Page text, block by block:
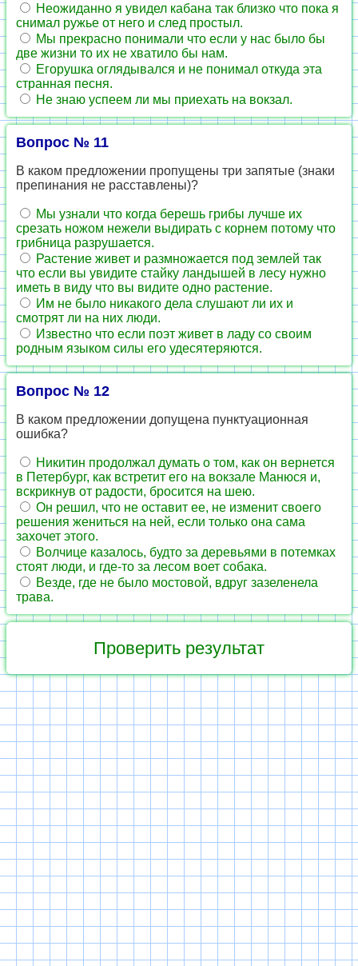
Неожиданно я увидел кабана так близко что пока я
снимал ружье от него и след простыл.
Мы прекрасно понимали что если у нас было бы
две жизни то их не хватило бы нам.
Егорушка оглядывался и не понимал откуда эта
странная песня.
Не знаю успеем ли мы приехать на вокзал.
Вопрос № 11
В каком предложении пропущены три запятые (знаки
препинания не расставлены)?
Мы узнали что когда берешь грибы лучше их
срезать ножом нежели выдирать с корнем потому что
грибница разрушается.
Растение живет и размножается под землей так
что если вы увидите стайку ландышей в лесу нужно
иметь в виду что вы видите одно растение.
Им не было никакого дела слушают ли их и
смотрят ли на них люди.
Известно что если поэт живет в ладу со своим
родным языком силы его удесятеряются.
Вопрос № 12
В каком предложении допущена пунктуационная
ошибка?
Никитин продолжал думать о том, как он вернется
в Петербург, как встретит его на вокзале Манюся и,
вскрикнув от радости, бросится на шею.
Он решил, что не оставит ее, не изменит своего
решения жениться на ней, если только она сама
захочет этого.
Волчице казалось, будто за деревьями в потемках
стоят люди, и где-то за лесом воет собака.
Везде, где не было мостовой, вдруг зазеленела
трава.